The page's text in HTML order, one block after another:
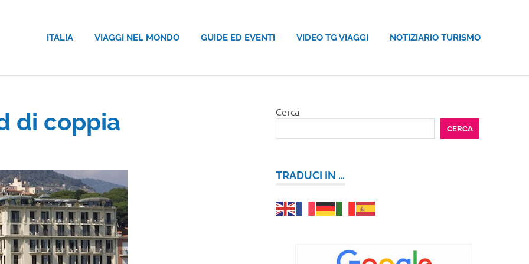
ITALIA VIAGGI NEL MONDO GUIDE ED EVENTI VIDEO TG VIAGGI NOTIZIARIO TURISMO
di coppia Cerca
CERCA
TRADUCI IN …